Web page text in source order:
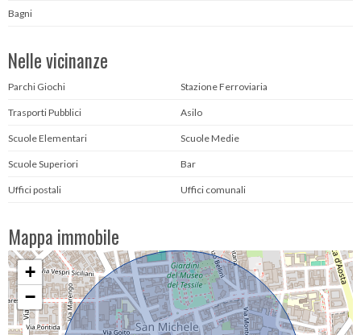
Bagni
Nelle vicinanze
Parchi Giochi Stazione Ferroviaria
Trasporti Pubblici Asilo
Scuole Elementari Scuole Medie
Scuole Superiori Bar
Uffici postali Uffici comunali
Mappa immobile
+
−